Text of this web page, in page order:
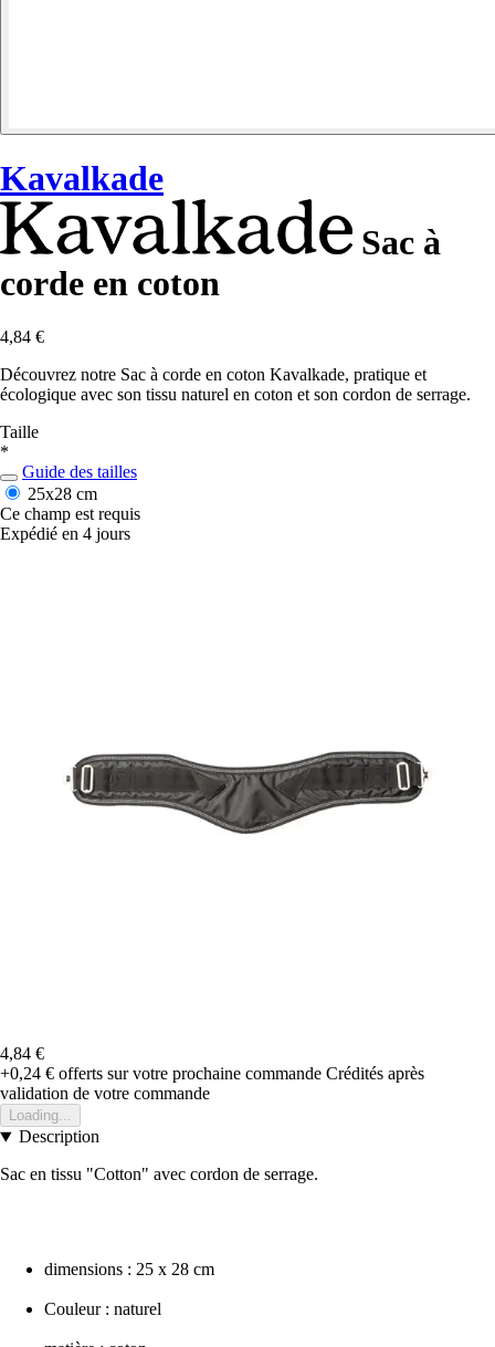
Kavalkade
Sac à
corde en coton
4,84 €
Découvrez notre Sac à corde en coton Kavalkade, pratique et
écologique avec son tissu naturel en coton et son cordon de serrage.
Taille
*
Guide des tailles
25x28 cm
Ce champ est requis
Expédié en 4 jours
4,84 €
+0,24 € offerts sur votre prochaine commande Crédités après
validation de votre commande
Loading...
Description
Sac en tissu "Cotton" avec cordon de serrage.
dimensions : 25 x 28 cm
Couleur : naturel